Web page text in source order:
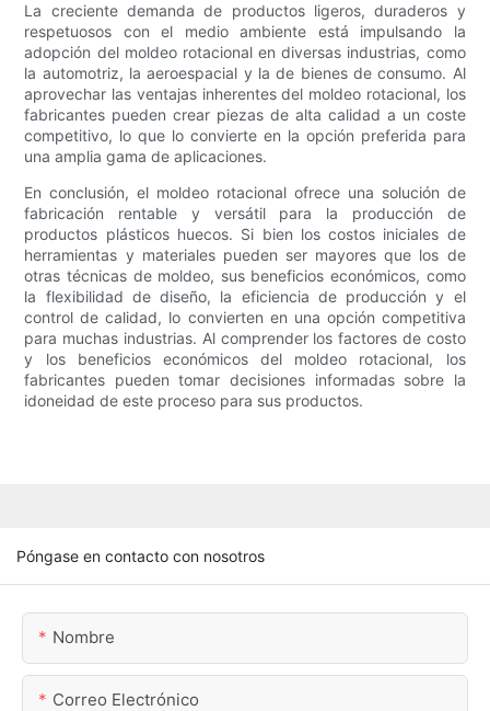
La creciente demanda de productos ligeros, duraderos y
respetuosos con el medio ambiente está impulsando la
adopción del moldeo rotacional en diversas industrias, como
la automotriz, la aeroespacial y la de bienes de consumo. Al
aprovechar las ventajas inherentes del moldeo rotacional, los
fabricantes pueden crear piezas de alta calidad a un coste
competitivo, lo que lo convierte en la opción preferida para
una amplia gama de aplicaciones.
En conclusión, el moldeo rotacional ofrece una solución de
fabricación rentable y versátil para la producción de
productos plásticos huecos. Si bien los costos iniciales de
herramientas y materiales pueden ser mayores que los de
otras técnicas de moldeo, sus beneficios económicos, como
la flexibilidad de diseño, la eficiencia de producción y el
control de calidad, lo convierten en una opción competitiva
para muchas industrias. Al comprender los factores de costo
y los beneficios económicos del moldeo rotacional, los
fabricantes pueden tomar decisiones informadas sobre la
idoneidad de este proceso para sus productos.
Póngase en contacto con nosotros
Nombre
Correo Electrónico